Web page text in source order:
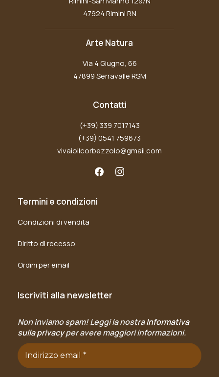
47924 Rimini RN
Arte Natura
Via 4 Giugno, 66
47899 Serravalle RSM
Contatti
(+39) 339 7017143
(+39) 0541 759673
vivaioilcorbezzolo@gmail.com
Termini e condizioni
Condizioni di vendita
Diritto di recesso
Ordini per email
Iscriviti alla newsletter
Non inviamo spam! Leggi la nostraInformativa
sulla privacyper avere maggiori informazioni.